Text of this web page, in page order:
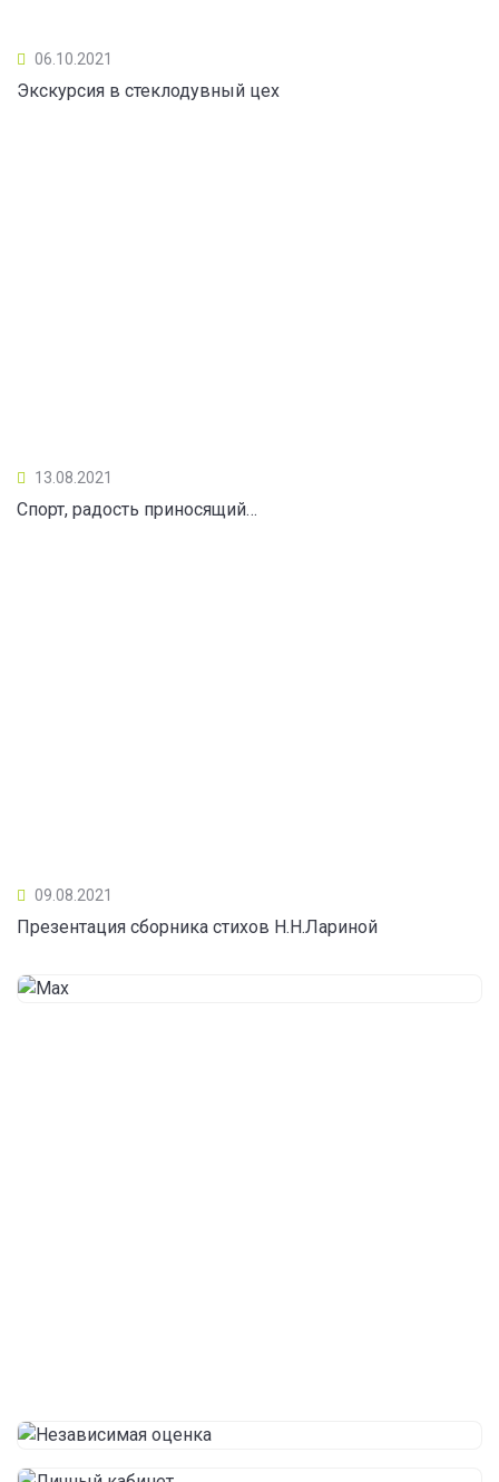
06.10.2021
Экскурсия в стеклодувный цех
13.08.2021
Спорт, радость приносящий…
09.08.2021
Презентация сборника стихов Н.Н.Лариной